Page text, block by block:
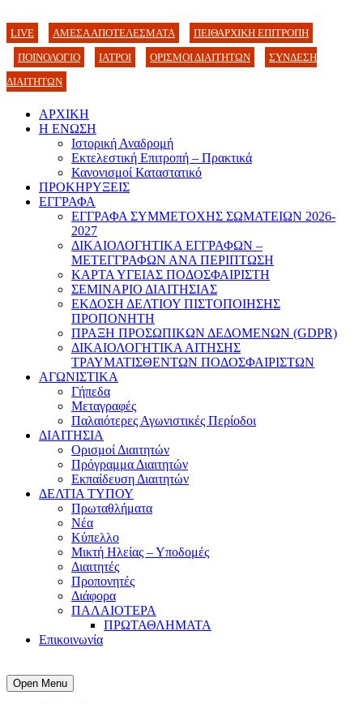
LIVE ΑΜΕΣΑ ΑΠΟΤΕΛΕΣΜΑΤΑ
ΠΕΙΘΑΡΧΙΚΗ ΕΠΙΤΡΟΠΗ
ΠΟΙΝΟΛΟΓΙΟ
ΙΑΤΡΟΙ ΟΡΙΣΜΟΙ ΔΙΑΙΤΗΤΩΝ
ΣΥΝΔΕΣΗ
ΔΙΑΙΤΗΤΩΝ
ΑΡΧΙΚΗ
Η ΕΝΩΣΗ
Ιστορική Αναδρομή
Εκτελεστική Επιτροπή – Πρακτικά
Κανονισμοί Καταστατικό
ΠΡΟΚΗΡΥΞΕΙΣ
ΕΓΓΡΑΦΑ
ΕΓΓΡΑΦΑ ΣΥΜΜΕΤΟΧΗΣ ΣΩΜΑΤΕΙΩΝ 2026-
2027
ΔΙΚΑΙΟΛΟΓΗΤΙΚΑ ΕΓΓΡΑΦΩΝ –
ΜΕΤΕΓΓΡΑΦΩΝ ΑΝΑ ΠΕΡΙΠΤΩΣΗ
ΚΑΡΤΑ ΥΓΕΙΑΣ ΠΟΔΟΣΦΑΙΡΙΣΤΗ
ΣΕΜΙΝΑΡΙΟ ΔΙΑΙΤΗΣΙΑΣ
ΕΚΔΟΣΗ ΔΕΛΤΙΟΥ ΠΙΣΤΟΠΟΙΗΣΗΣ
ΠΡΟΠΟΝΗΤΗ
ΠΡΑΞΗ ΠΡΟΣΩΠΙΚΩΝ ΔΕΔΟΜΕΝΩΝ (GDPR)
ΔΙΚΑΙΟΛΟΓΗΤΙΚΑ ΑΙΤΗΣΗΣ
ΤΡΑΥΜΑΤΙΣΘΕΝΤΩΝ ΠΟΔΟΣΦΑΙΡΙΣΤΩΝ
ΑΓΩΝΙΣΤΙΚΑ
Γήπεδα
Μεταγραφές
Παλαιότερες Αγωνιστικές Περίοδοι
ΔΙΑΙΤΗΣΙΑ
Ορισμοί Διαιτητών
Πρόγραμμα Διαιτητών
Εκπαίδευση Διαιτητών
ΔΕΛΤΙΑ ΤΥΠΟΥ
Πρωταθλήματα
Νέα
Κύπελλο
Μικτή Ηλείας – Υποδομές
Διαιτητές
Προπονητές
Διάφορα
ΠΑΛΑΙΟΤΕΡΑ
ΠΡΩΤΑΘΛΗΜΑΤΑ
Επικοινωνία
Open Menu